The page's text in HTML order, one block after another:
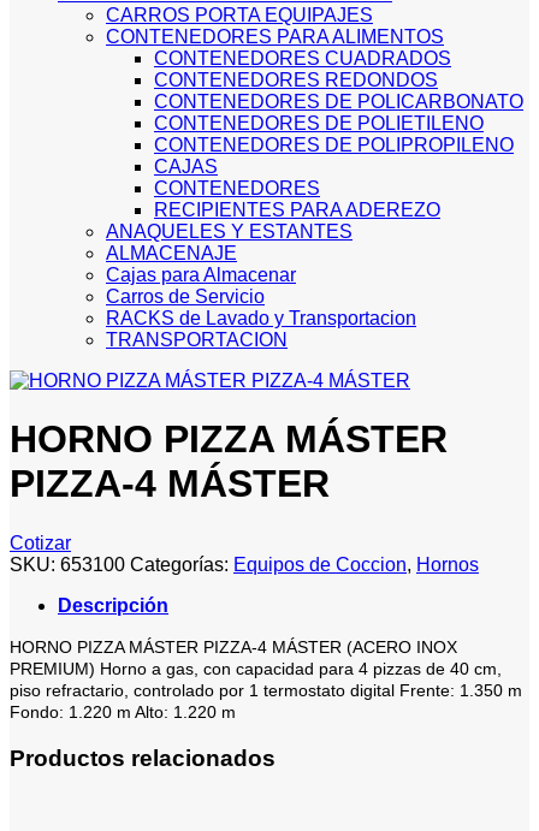
CARROS PORTA EQUIPAJES
CONTENEDORES PARA ALIMENTOS
CONTENEDORES CUADRADOS
CONTENEDORES REDONDOS
CONTENEDORES DE POLICARBONATO
CONTENEDORES DE POLIETILENO
CONTENEDORES DE POLIPROPILENO
CAJAS
CONTENEDORES
RECIPIENTES PARA ADEREZO
ANAQUELES Y ESTANTES
ALMACENAJE
Cajas para Almacenar
Carros de Servicio
RACKS de Lavado y Transportacion
TRANSPORTACION
HORNO PIZZA MÁSTER
PIZZA-4 MÁSTER
Cotizar
SKU: 653100 Categorías: Equipos de Coccion, Hornos
Descripción
HORNO PIZZA MÁSTER PIZZA-4 MÁSTER (ACERO INOX
PREMIUM) Horno a gas, con capacidad para 4 pizzas de 40 cm,
piso refractario, controlado por 1 termostato digital Frente: 1.350 m
Fondo: 1.220 m Alto: 1.220 m
Productos relacionados